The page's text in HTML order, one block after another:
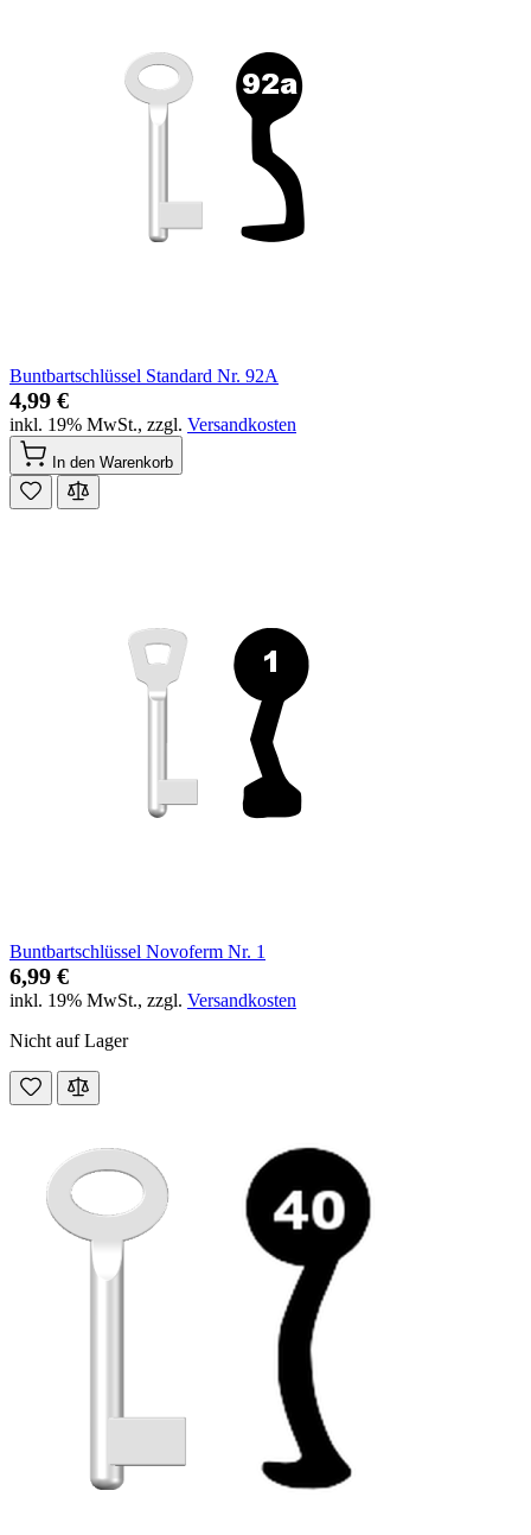
Buntbartschlüssel Standard Nr. 92A
4,99 €
inkl. 19% MwSt., zzgl. Versandkosten
In den Warenkorb
Buntbartschlüssel Novoferm Nr. 1
6,99 €
inkl. 19% MwSt., zzgl. Versandkosten
Nicht auf Lager